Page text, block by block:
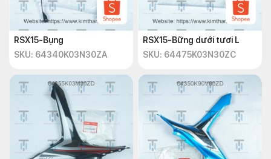
RSX15-Bụng
SKU: 64340K03N30ZA
RSX15-Bững dưới tươi L
SKU: 64475K03N30ZC